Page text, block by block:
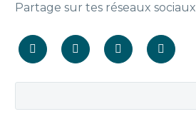
Partage sur tes réseaux sociaux